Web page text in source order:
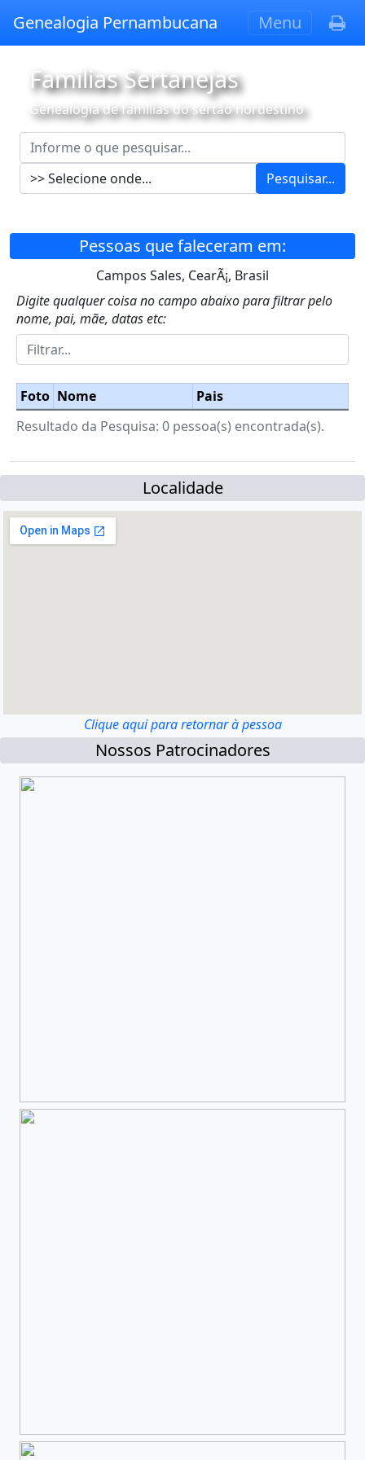
Genealogia Pernambucana Menu
Famílias Sertanejas
Genealogia de famílias do sertão nordestino
Pesquisar...
Pessoas que faleceram em:
Campos Sales, CearÃ¡, Brasil
Digite qualquer coisa no campo abaixo para filtrar pelo
nome, pai, mãe, datas etc:
Foto Nome
Pais
Resultado da Pesquisa: 0 pessoa(s) encontrada(s).
Localidade
Clique aqui para retornar à pessoa
Nossos Patrocinadores